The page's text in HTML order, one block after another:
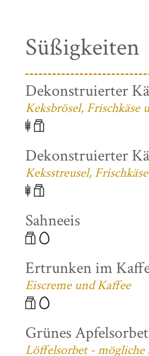
Süßigkeiten
Dekonstruierter
Keksbrösel, Frischkäse
Dekonstruierter
Keksstreusel,
Sahneeis
Ertrunken im
Eiscreme und Kaffee
Grünes Apfelsorbet
Löffelsorbet - mögliche